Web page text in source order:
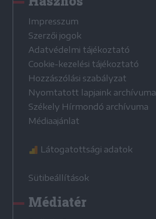
Impresszum
Szerzői jogok
Adatvédelmi tájékoztató
Cookie-kezelési tájékoztató
Hozzászólási szabályzat
Nyomtatott lapjaink archívuma
Székely Hírmondó archívuma
Médiaajánlat
Látogatottsági adatok
Sütibeállítások
Médiatér